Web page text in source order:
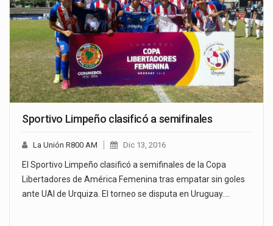
Sportivo Limpeño clasificó a semifinales
La Unión R800 AM Dic 13, 2016
El Sportivo Limpeño clasificó a semifinales de la Copa
Libertadores de América Femenina tras empatar sin goles
ante UAI de Urquiza. El torneo se disputa en Uruguay.…